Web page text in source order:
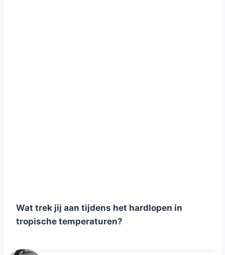
Wat trek jij aan tijdens het hardlopen in
tropische temperaturen?